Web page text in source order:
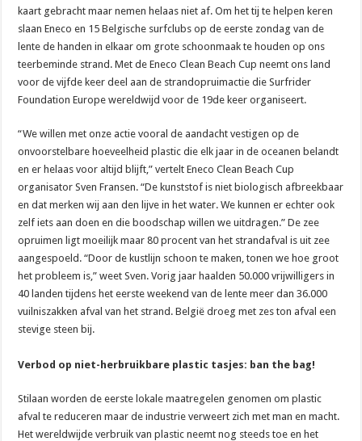
kaart gebracht maar nemen helaas niet af. Om het tij te helpen keren
slaan Eneco en 15 Belgische surfclubs op de eerste zondag van de
lente de handen in elkaar om grote schoonmaak te houden op ons
teerbeminde strand. Met de Eneco Clean Beach Cup neemt ons land
voor de vijfde keer deel aan de strandopruimactie die Surfrider
Foundation Europe wereldwijd voor de 19de keer organiseert.
“We willen met onze actie vooral de aandacht vestigen op de
onvoorstelbare hoeveelheid plastic die elk jaar in de oceanen belandt
en er helaas voor altijd blijft,” vertelt Eneco Clean Beach Cup
organisator Sven Fransen. “De kunststof is niet biologisch afbreekbaar
en dat merken wij aan den lijve in het water. We kunnen er echter ook
zelf iets aan doen en die boodschap willen we uitdragen.” De zee
opruimen ligt moeilijk maar 80 procent van het strandafval is uit zee
aangespoeld. “Door de kustlijn schoon te maken, tonen we hoe groot
het probleem is,” weet Sven. Vorig jaar haalden 50.000 vrijwilligers in
40 landen tijdens het eerste weekend van de lente meer dan 36.000
vuilniszakken afval van het strand. België droeg met zes ton afval een
stevige steen bij.
Verbod op niet-herbruikbare plastic tasjes: ban the bag!
Stilaan worden de eerste lokale maatregelen genomen om plastic
afval te reduceren maar de industrie verweert zich met man en macht.
Het wereldwijde verbruik van plastic neemt nog steeds toe en het